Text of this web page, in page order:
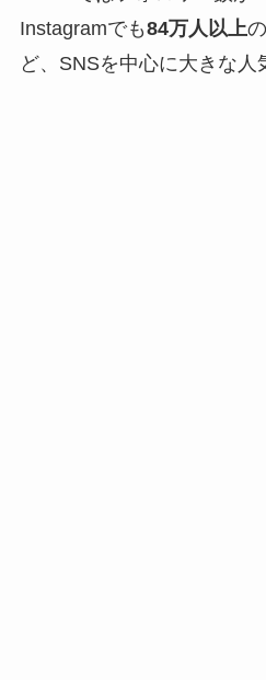
Instagramでも84万人以上
ど、SNSを中心に大きな人